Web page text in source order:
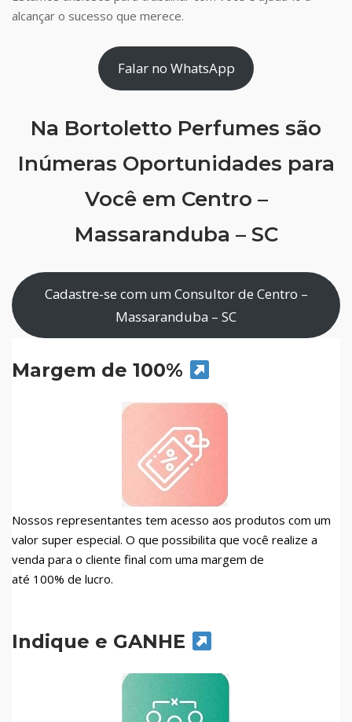
alcançar o sucesso que merece.
Falar no WhatsApp
Na Bortoletto Perfumes são
Inúmeras Oportunidades para
Você em Centro –
Massaranduba – SC
Cadastre-se com um Consultor de Centro –
Massaranduba – SC
Margem de 100%
Nossos representantes tem acesso aos produtos com um
valor super especial. O que possibilita que você realize a
venda para o cliente final com uma margem de
até 100% de lucro.
Indique e GANHE